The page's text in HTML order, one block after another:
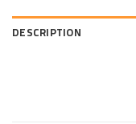
DESCRIPTION